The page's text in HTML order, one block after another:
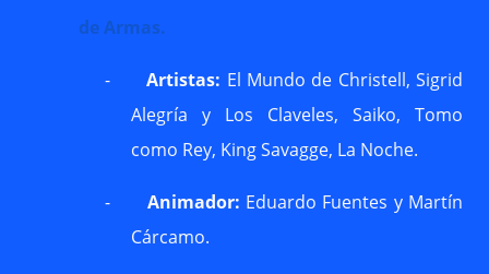
de Armas.
- Artistas: El Mundo de Christell, Sigrid
Alegría y Los Claveles, Saiko, Tomo
como Rey, King Savagge, La Noche.
- Animador: Eduardo Fuentes y Martín
Cárcamo.